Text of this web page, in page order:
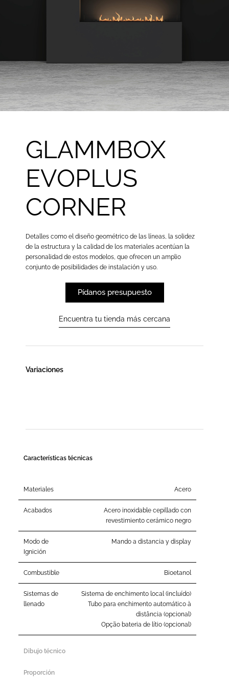
GLAMMBOX
EVOPLUS
CORNER
Detalles como el diseño geométrico de las líneas, la solidez
de la estructura y la calidad de los materiales acentúan la
personalidad de estos modelos, que ofrecen un amplio
conjunto de posibilidades de instalación y uso.
Pídanos presupuesto
Encuentra tu tienda más cercana
Variaciones
Características técnicas
Materiales Acero
Acabados
Acero inoxidable cepillado con
revestimiento cerámico negro
Modo de
Ignición
Mando a distancia y display
Combustible Bioetanol
Sistemas de
llenado
Sistema de enchimento local (incluído)
Tubo para enchimento automático à
distância (opcional)
Opção bateria de lítio (opcional)
Dibujo técnico
Proporción